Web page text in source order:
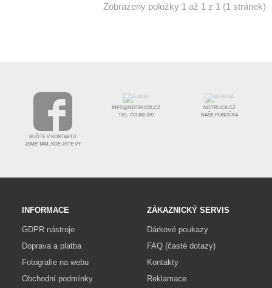
Zobrazeny položky 1 až 1 z 1 (1 stránek)
BUĎTE V KONTAKTU
JSME TAM, KDE JSTE VY
INFO@NDTRUCK.CZ
TEL: 773 100 370
NDTRUCK.CZ
NAŠE POBOČKA
INFORMACE
GDPR nástroje
Doprava a platba
Fotografie na webu
Obchodní podmínky
ZÁKAZNICKÝ SERVIS
Dárkové poukazy
FAQ (časté dotazy)
Kontakty
Reklamace